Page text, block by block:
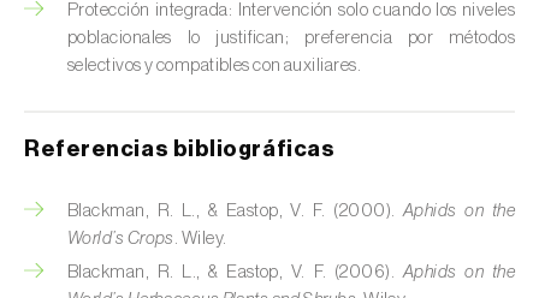
Chinche marrón marmolada ( Halyomorpha
halys)
Chinche verde (Nezara viridula
Cicadas (Jacobiasca lybica, Scaphoideus
titanus e Empoasca spp.
Cigarra espumosa ( Philaenus spumarius
Protección integrada: Intervención solo cuando los niveles
poblacionales lo justifican; preferencia por métodos
selectivos y compatibles con auxiliares.
Referencias bibliográficas
Blackman, R. L., & Eastop, V. F. (2000). Aphids on the
World’s Crops . Wiley.
Blackman, R. L., & Eastop, V. F. (2006). Aphids on the